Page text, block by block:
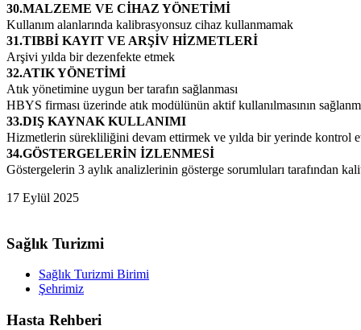
30.MALZEME VE CİHAZ YÖNETİMİ
Kullanım alanlarında kalibrasyonsuz cihaz kullanmamak
31.TIBBİ KAYIT VE ARŞİV HİZMETLERİ
Arşivi yılda bir dezenfekte etmek
32.ATIK YÖNETİMİ
Atık yönetimine uygun ber tarafın sağlanması
HBYS firması üzerinde atık modülünün aktif kullanılmasının
33.DIŞ KAYNAK KULLANIMI
Hizmetlerin sürekliliğini devam ettirmek ve yılda bir yerinde kontrol
34.GÖSTERGELERİN İZLENMESİ
Göstergelerin 3 aylık analizlerinin gösterge sorumluları tarafından
17 Eylül 2025
Sağlık Turizmi
Sağlık Turizmi Birimi
Şehrimiz
Hasta Rehberi